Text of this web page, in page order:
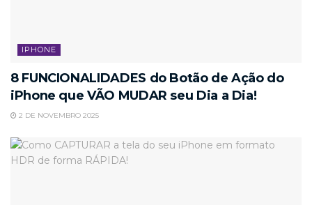
IPHONE
8 FUNCIONALIDADES do Botão de Ação do
iPhone que VÃO MUDAR seu Dia a Dia!
2 DE NOVEMBRO 2025